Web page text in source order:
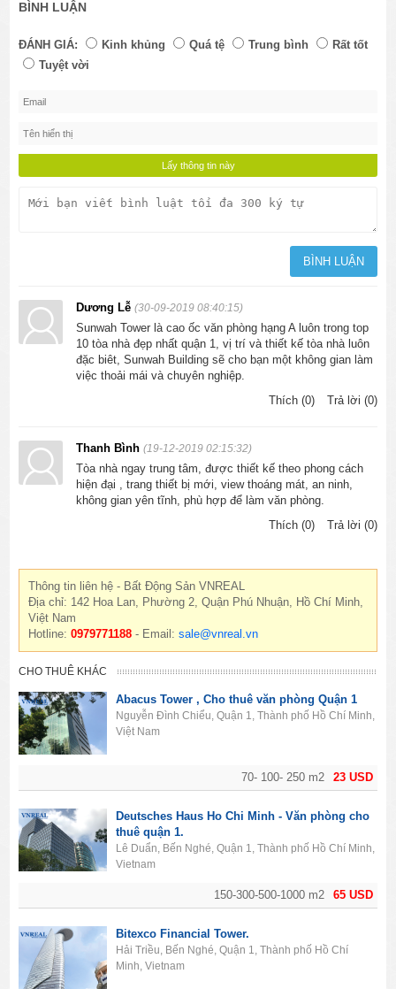
BÌNH LUẬN
ĐÁNH GIÁ: Kinh khủng Quá tệ Trung bình
Rất tốt
Tuyệt vời
Dương Lễ(30-09-2019 08:40:15)
Sunwah Tower là cao ốc văn phòng hạng A luôn trong top
10 tòa nhà đẹp nhất quận 1, vị trí và thiết kế tòa nhà luôn
đặc biêt, Sunwah Building sẽ cho bạn một không gian làm
việc thoải mái và chuyên nghiệp.
Thích (0)
Trả lời (0)
Thanh Bình(19-12-2019 02:15:32)
Tòa nhà ngay trung tâm, được thiết kế theo phong cách
hiện đại , trang thiết bị mới, view thoáng mát, an ninh,
không gian yên tĩnh, phù hợp để làm văn phòng.
Thích (0)
Trả lời (0)
Thông tin liên hệ - Bất Động Sản VNREAL
Địa chỉ: 142 Hoa Lan, Phường 2, Quận Phú Nhuận, Hồ Chí Minh,
Việt Nam
Hotline:0979771188 - Email:sale@vnreal.vn
CHO THUÊ KHÁC
23 USD
70- 100- 250 m2
Abacus Tower , Cho thuê văn phòng Quận 1
Nguyễn Đình Chiểu, Quận 1, Thành phố Hồ Chí Minh,
Việt Nam
65 USD
150-300-500-1000 m2
Deutsches Haus Ho Chi Minh - Văn phòng cho
thuê quận 1.
Lê Duẩn, Bến Nghé, Quận 1, Thành phố Hồ Chí Minh,
Vietnam
Bitexco Financial Tower.
Hải Triều, Bến Nghé, Quận 1, Thành phố Hồ Chí
Minh, Vietnam